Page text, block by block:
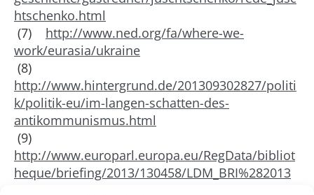
htschenko.html
(7) http://www.ned.org/fa/where-we-
work/eurasia/ukraine
(8)
http://www.hintergrund.de/201309302827/politi
k/politik-eu/im-langen-schatten-des-
antikommunismus.html
(9)
http://www.europarl.europa.eu/RegData/bibliot
heque/briefing/2013/130458/LDM_BRI%282013